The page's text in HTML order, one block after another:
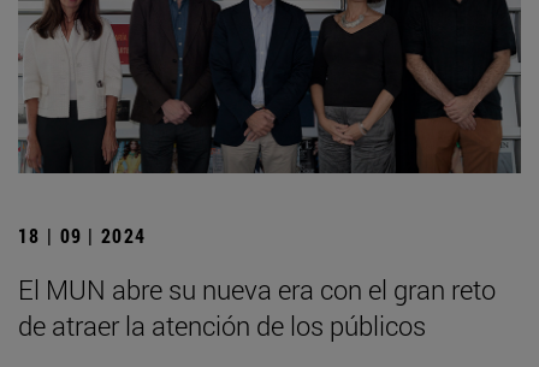
18 | 09 | 2024
El MUN abre su nueva era con el gran reto
de atraer la atención de los públicos